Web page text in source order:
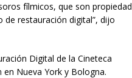
fílmicos, que son propiedad
de restauración digital”, dijo
Digital de la Cineteca
Nueva York y Bologna.